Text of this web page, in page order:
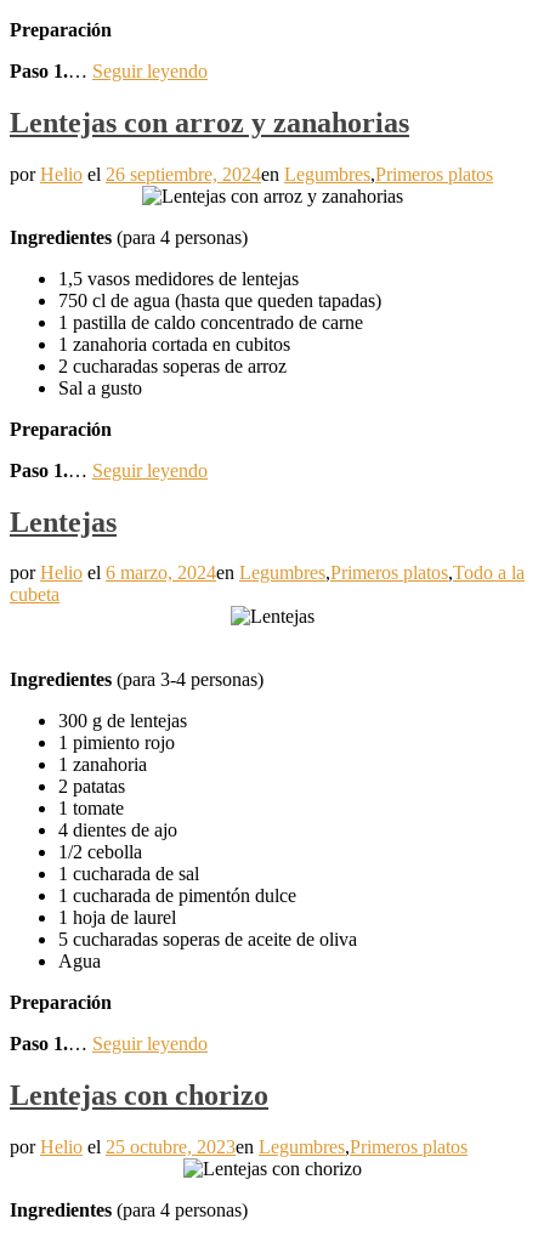
Preparación
Paso 1.… Seguir leyendo
Lentejas con arroz y zanahorias
porHelio el 26 septiembre, 2024en Legumbres,Primeros platos
Ingredientes (para 4 personas)
1,5 vasos medidores de lentejas
750 cl de agua (hasta que queden tapadas)
1 pastilla de caldo concentrado de carne
1 zanahoria cortada en cubitos
2 cucharadas soperas de arroz
Sal a gusto
Preparación
Paso 1.… Seguir leyendo
Lentejas
porHelio el 6 marzo, 2024en Legumbres,Primeros platos,Todo a la
cubeta
Ingredientes (para 3-4 personas)
300 g de lentejas
1 pimiento rojo
1 zanahoria
2 patatas
1 tomate
4 dientes de ajo
1/2 cebolla
1 cucharada de sal
1 cucharada de pimentón dulce
1 hoja de laurel
5 cucharadas soperas de aceite de oliva
Agua
Preparación
Paso 1.… Seguir leyendo
Lentejas con chorizo
porHelio el 25 octubre, 2023en Legumbres,Primeros platos
Ingredientes (para 4 personas)